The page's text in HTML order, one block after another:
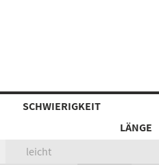
SCHWIERIGKEIT
LÄNGE
leicht